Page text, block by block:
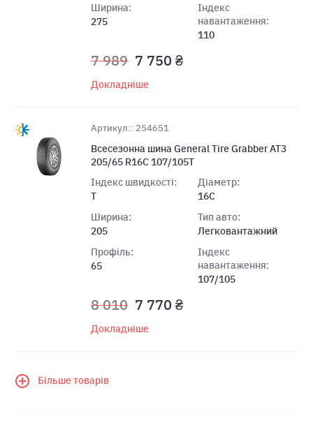
Ширина:
275
Індекс
навантаження:
110
7 989 7 750 ₴
Докладніше
Артикул:: 254651
Всесезонна шина General Tire Grabber AT3
205/65 R16C 107/105T
Індекс швидкості:
T
Ширина:
205
Профіль:
65
Діаметр:
16C
Тип авто:
Легковантажний
Індекс
навантаження:
107/105
8 010 7 770 ₴
Докладніше
Більше товарів